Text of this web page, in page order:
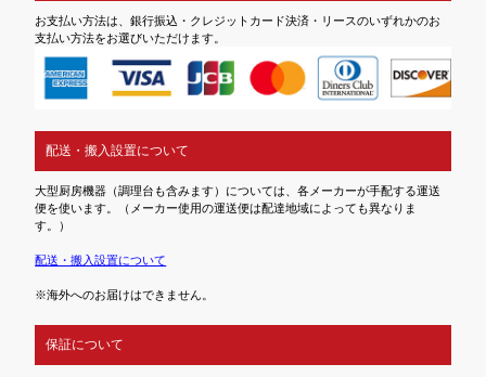
お支払い方法は、銀行振込・クレジットカード決済・リースのいずれかのお
支払い方法をお選びいただけます。
配送・搬入設置について
大型厨房機器（調理台も含みます）については、各メーカーが手配する運送
便を使います。（メーカー使用の運送便は配達地域によっても異なりま
す。）
配送・搬入設置について
※海外へのお届けはできません。
保証について